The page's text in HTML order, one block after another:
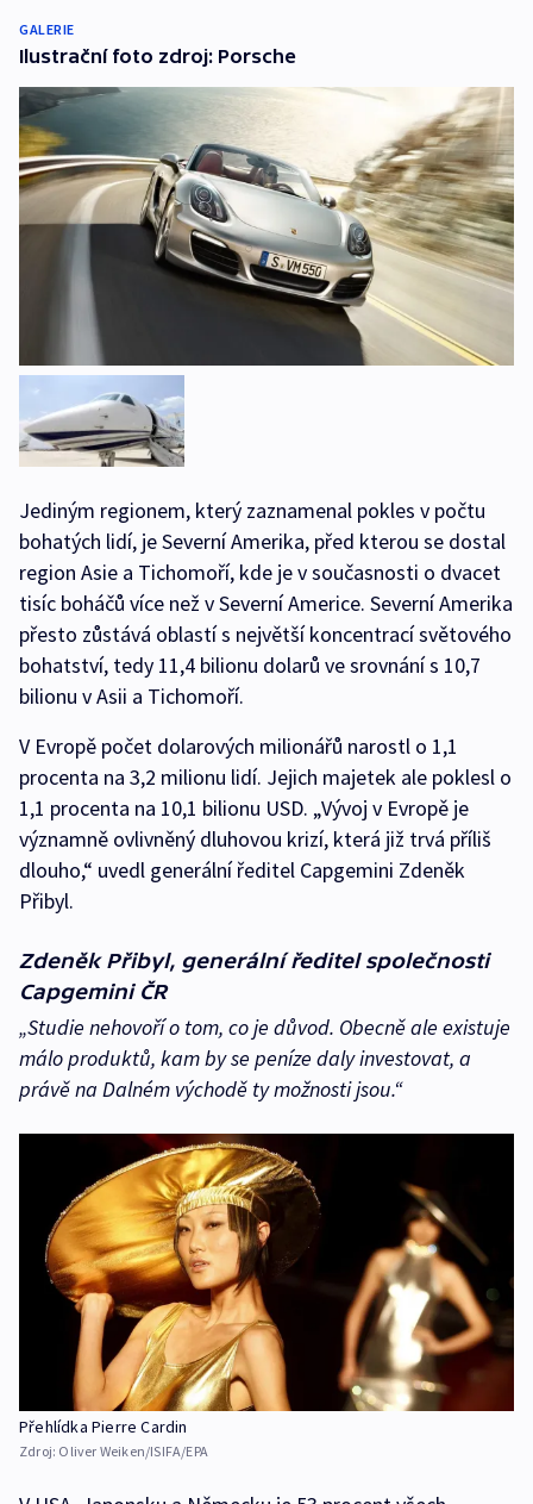
GALERIE
Ilustrační foto zdroj: Porsche
Jediným regionem, který zaznamenal pokles v počtu
bohatých lidí, je Severní Amerika, před kterou se dostal
region Asie a Tichomoří, kde je v současnosti o dvacet
tisíc boháčů více než v Severní Americe. Severní Amerika
přesto zůstává oblastí s největší koncentrací světového
bohatství, tedy 11,4 bilionu dolarů ve srovnání s 10,7
bilionu v Asii a Tichomoří.
V Evropě počet dolarových milionářů narostl o 1,1
procenta na 3,2 milionu lidí. Jejich majetek ale poklesl o
1,1 procenta na 10,1 bilionu USD. „Vývoj v Evropě je
významně ovlivněný dluhovou krizí, která již trvá příliš
dlouho,“ uvedl generální ředitel Capgemini Zdeněk
Přibyl.
Zdeněk Přibyl, generální ředitel společnosti
Capgemini ČR
„Studie nehovoří o tom, co je důvod. Obecně ale existuje
málo produktů, kam by se peníze daly investovat, a
právě na Dalném východě ty možnosti jsou.“
Přehlídka Pierre Cardin
Zdroj: Oliver Weiken/ISIFA/EPA